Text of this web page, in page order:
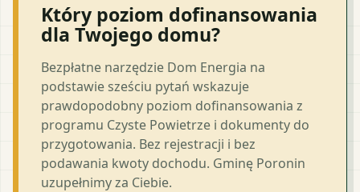
Który poziom dofinansowania
dla Twojego domu?
Bezpłatne narzędzie Dom Energia na
podstawie sześciu pytań wskazuje
prawdopodobny poziom dofinansowania z
programu Czyste Powietrze i dokumenty do
przygotowania. Bez rejestracji i bez
podawania kwoty dochodu. Gminę Poronin
uzupełnimy za Ciebie.